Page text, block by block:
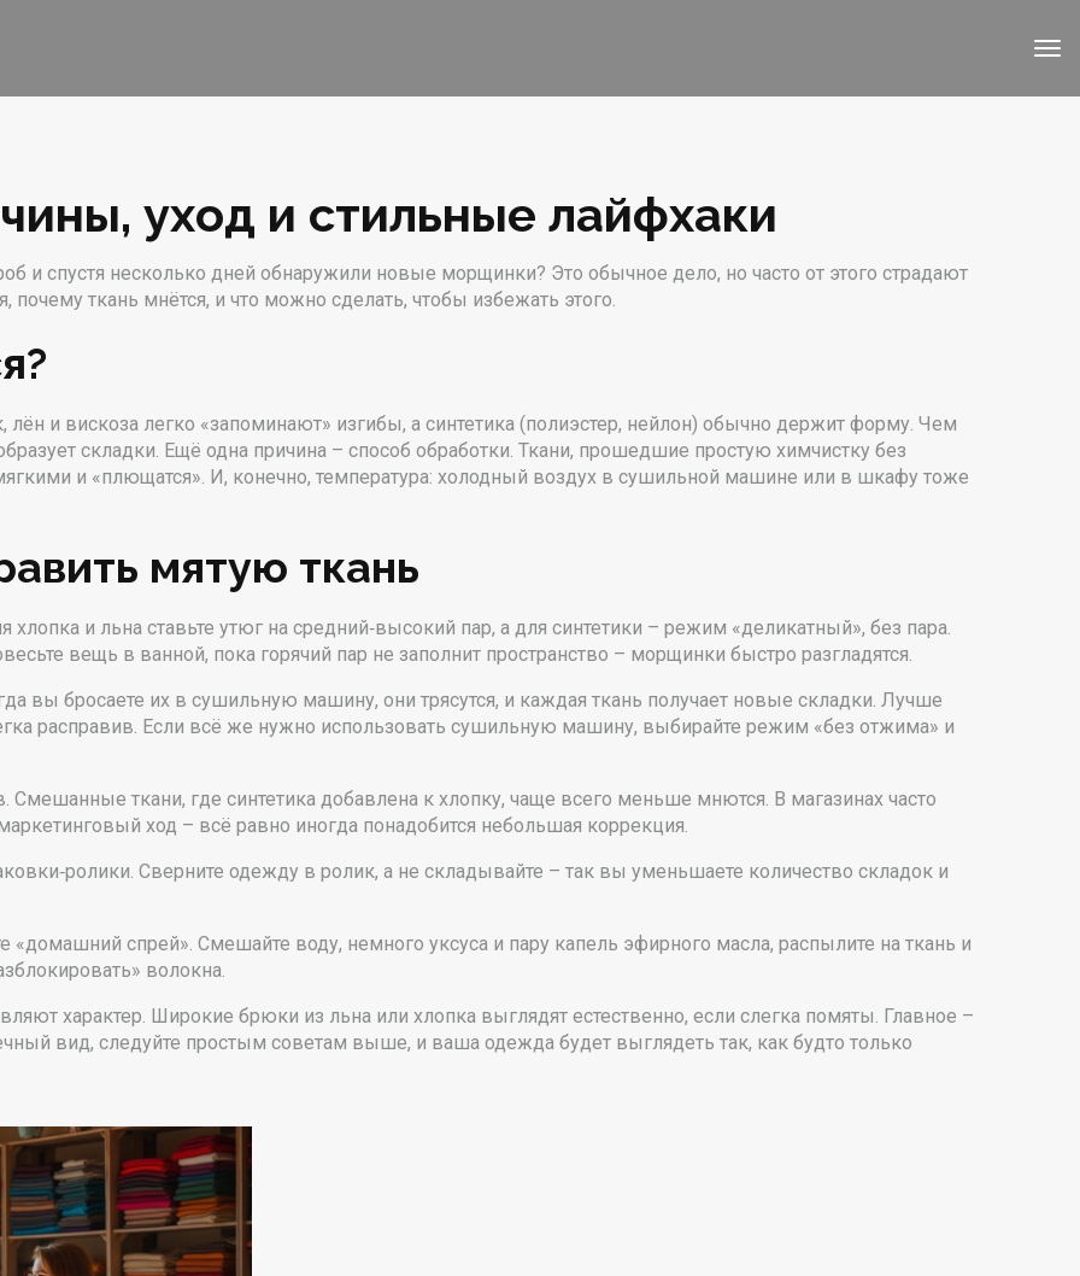
уход и стильные лайфхаки
и спустя несколько дней обнаружили новые морщинки? Это обычное дело, но часто от этого страдают
ткань мнётся, и что можно сделать, чтобы избежать этого.
и вискоза легко «запоминают» изгибы, а синтетика (полиэстер, нейлон) обычно держит форму. Чем
складки. Ещё одна причина – способ обработки. Ткани, прошедшие простую химчистку без
и «плющатся». И, конечно, температура: холодный воздух в сушильной машине или в шкафу тоже
мятую ткань
и льна ставьте утюг на средний‑высокий пар, а для синтетики – режим «деликатный», без пара.
вещь в ванной, пока горячий пар не заполнит пространство – морщинки быстро разгладятся.
вы бросаете их в сушильную машину, они трясутся, и каждая ткань получает новые складки. Лучше
расправив. Если всё же нужно использовать сушильную машину, выбирайте режим «без отжима» и
Смешанные ткани, где синтетика добавлена к хлопку, чаще всего меньше мнются. В магазинах часто
ход – всё равно иногда понадобится небольшая коррекция.
Сверните одежду в ролик, а не складывайте – так вы уменьшаете количество складок и
спрей». Смешайте воду, немного уксуса и пару капель эфирного масла, распылите на ткань и
волокна.
характер. Широкие брюки из льна или хлопка выглядят естественно, если слегка помяты. Главное –
вид, следуйте простым советам выше, и ваша одежда будет выглядеть так, как будто только